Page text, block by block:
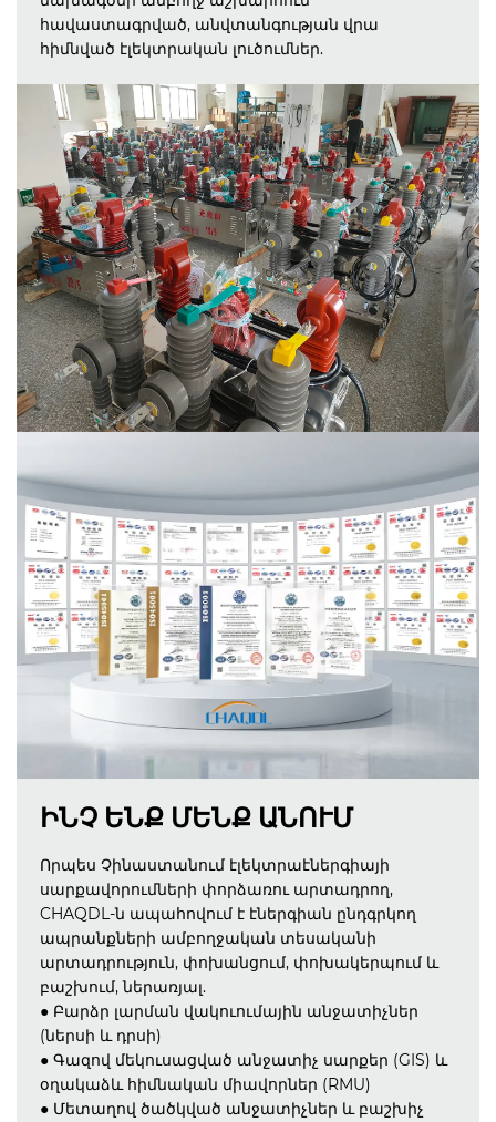
հավաստագրված, անվտանգության վրա
հիմնված էլեկտրական լուծումներ.
ԻՆՉ ԵՆՔ ՄԵՆՔ ԱՆՈՒՄ
Որպես Չինաստանում էլեկտրաէներգիայի
սարքավորումների փորձառու արտադրող,
CHAQDL-ն ապահովում է էներգիան ընդգրկող
ապրանքների ամբողջական տեսականի
արտադրություն, փոխանցում, փոխակերպում և
բաշխում, ներառյալ.
● Բարձր լարման վակուումային անջատիչներ
(ներսի և դրսի)
● Գազով մեկուսացված անջատիչ սարքեր (GIS) և
օղակաձև հիմնական միավորներ (RMU)
● Մետաղով ծածկված անջատիչներ և բաշխիչ